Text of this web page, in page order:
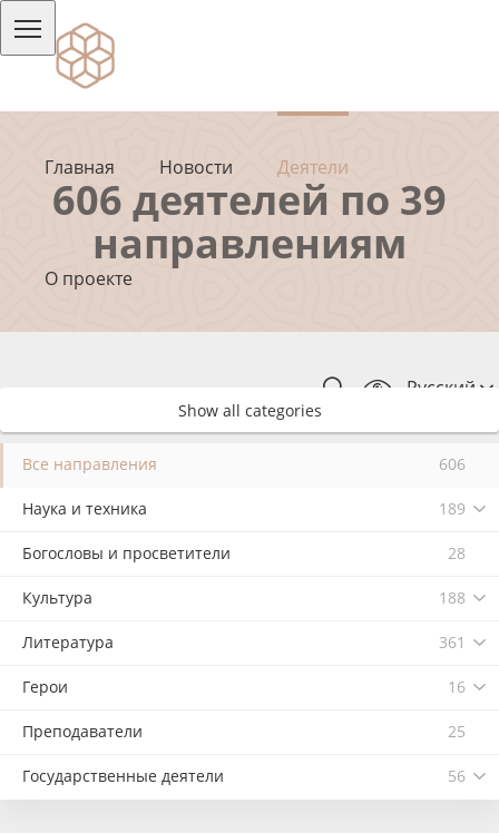
Главная Новости Деятели
О проекте
Русский
606 деятелей по 39
направлениям
Show all categories
Все направления 606
Наука и техника 189
Богословы и просветители 28
Культура 188
Литература 361
Герои 16
Преподаватели 25
Государственные деятели 56